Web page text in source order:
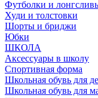
Футболки и
Худи и толстовки
Шорты и бриджи
Юбки
ШКОЛА
Аксессуары в школу
Спортивная форма
Школьная обувь для
Школьная обувь для